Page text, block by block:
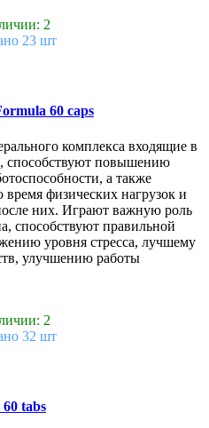
2
23 шт
60 caps
комплекса входящие в
способствуют повышению
а также
физических нагрузок и
них. Играют важную роль
способствуют правильной
уровня стресса, лучшему
улучшению работы
2
32 шт
tabs